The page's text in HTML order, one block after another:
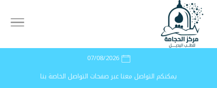
07/08/2026
يمكنكم التواصل معنا عبر صفحات التواصل الخاصة بنا